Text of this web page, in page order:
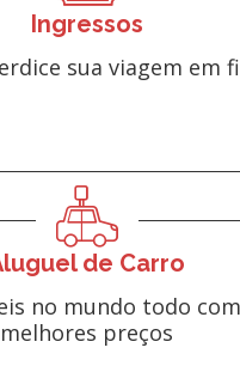
Ingressos
sua viagem em
de Carro
no mundo todo
melhores preços